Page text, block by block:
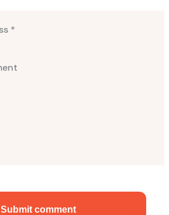
Submit comment